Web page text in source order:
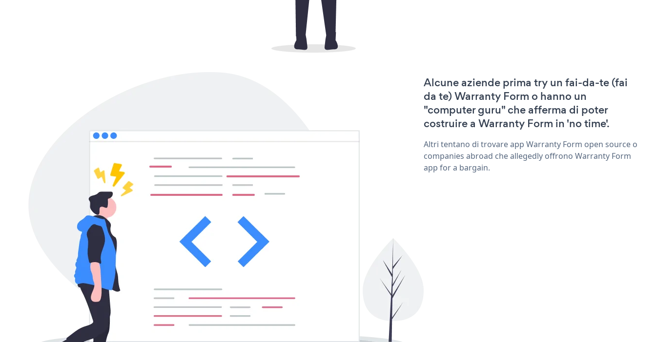
Alcune aziende prima try un fai-da-te (fai
da te) Warranty Form o hanno un
"computer guru" che afferma di poter
costruire a Warranty Form in 'no time'.
Altri tentano di trovare app Warranty Form open source o
companies abroad che allegedly offrono Warranty Form
app for a bargain.